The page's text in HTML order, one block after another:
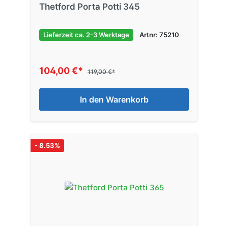
Thetford Porta Potti 345
Lieferzeit ca. 2-3 Werktage Artnr: 75210
104,00 €* 119,00 €*
In den Warenkorb
- 8.53%